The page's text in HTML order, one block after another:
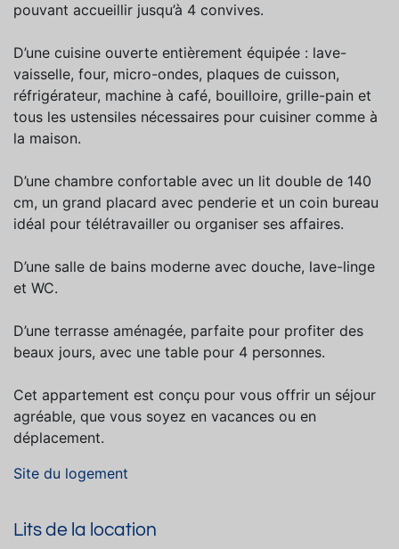
pouvant accueillir jusqu’à 4 convives.
D’une cuisine ouverte entièrement équipée : lave-
vaisselle, four, micro-ondes, plaques de cuisson,
réfrigérateur, machine à café, bouilloire, grille-pain et
tous les ustensiles nécessaires pour cuisiner comme à
la maison.
D’une chambre confortable avec un lit double de 140
cm, un grand placard avec penderie et un coin bureau
idéal pour télétravailler ou organiser ses affaires.
D’une salle de bains moderne avec douche, lave-linge
et WC.
D’une terrasse aménagée, parfaite pour profiter des
beaux jours, avec une table pour 4 personnes.
Cet appartement est conçu pour vous offrir un séjour
agréable, que vous soyez en vacances ou en
déplacement.
Site du logement
Lits de la location